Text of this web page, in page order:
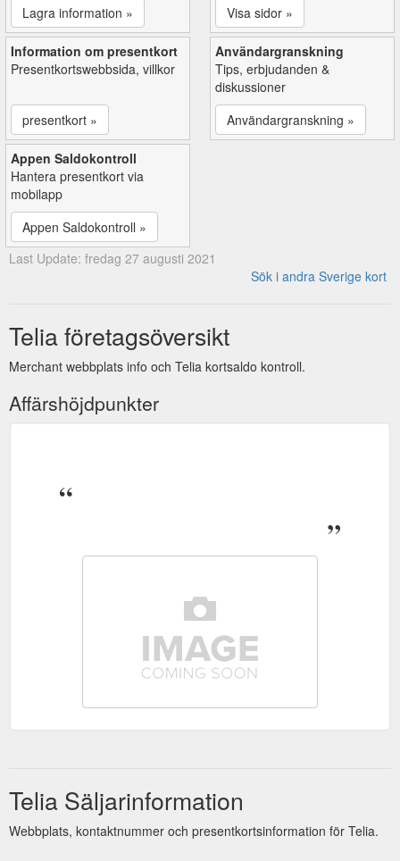
Lagra information »
Visa sidor »
Information om presentkort
Presentkortswebbsida, villkor
presentkort »
Användargranskning
Tips, erbjudanden &
diskussioner
Användargranskning »
Appen Saldokontroll
Hantera presentkort via
mobilapp
Appen Saldokontroll »
Last Update: fredag 27 augusti 2021
Sök i andra Sverige kort
Telia företagsöversikt
Merchant webbplats info och Telia kortsaldo kontroll.
Affärshöjdpunkter
Telia Säljarinformation
Webbplats, kontaktnummer och presentkortsinformation för Telia.